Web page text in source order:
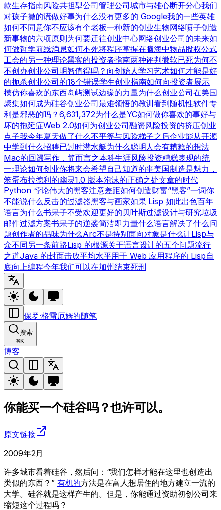
款生存指南风险共担型公司管理公司城市与雄心断开分心我们
对孩子撒的谎做好事为什么没有更多的 Google我的一些英雄
如何不同意你不应该有个老板一种新的创业生物网络喷子创造
新事物的六项原则为何要迁往创业中心网络创业公司的未来如
何做哲学前线消息如何不死将程序掌握在脑海中物品股权公式
工会的另一种理论黑客的投资者指南两种评判微软已死为何不
不创办创业公司明智值得吗？ 向创始人学习艺术如何才能是好
的扼杀创业公司的18个错误学生创业指南如何向投资者展示
模仿你喜欢的东西岛屿测试边缘的力量为什么创业公司在美国
聚集如何成为硅谷创业公司最难领悟的教训 看到随机性软件专
利是邪恶的吗？ 6,631,372为什么是YC如何做你喜欢的事好与
坏的拖延症Web 2.0如何为创业公司融资风险投资的挤压创业
点子我今年夏天做了什么不平等与风险梯子之后企业能从开源
中学到什么招聘已过时潜水艇为什么聪明人会有糟糕的想法
Mac的回歸写作，简而言之本科生涯风险投资糟糕表现的统
一理论如何创业你将来会希望自己知道的事美国制造是魅力，
笨蛋布拉德利的幽灵1.0 版本泡沫的正确之处文章的时代
Python 悖论伟大的黑客注意差距如何创造财富“黑客”一词你
不能说什么反击的过滤器黑客与画家如果 Lisp 如此出色百年
语言为什么书呆子不受欢迎更好的贝叶斯过滤设计与研究垃圾
邮件过滤方案书呆子的逆袭简洁即力量什么语言解决了什么问
题创作者的品味为什么Arc不是特别面向对象是什么让Lisp与
众不同另一条前路Lisp 的根源关于语言设计的五个问题流行
之道Java 的封面击败平均水平用于 Web 应用程序的 Lisp自
底向上编程今年我们可以在加州结束死刑
保罗·格雷厄姆的随笔
搜索
⌘K
博客
你能买一个硅谷吗？也许可以。
原文链接
2009年2月
许多城市看着硅谷，然后问：“我们怎样才能在这里也创造出
类似的东西？” 有机的方法是在富人想居住的地方建立一流的
大学。硅谷就是这样产生的。但是，你能通过资助初创公司来
缩短这个过程吗？